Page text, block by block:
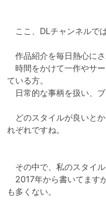
ここ、DLチャンネルで
作品紹介を毎日熱心にさ
時間をかけて一作やサ
ている方。
日常的な事柄を扱い、ブ
どのスタイルが良いと
れぞれですね。
その中で、私のスタイル
2017年から書いてます
も多くない。